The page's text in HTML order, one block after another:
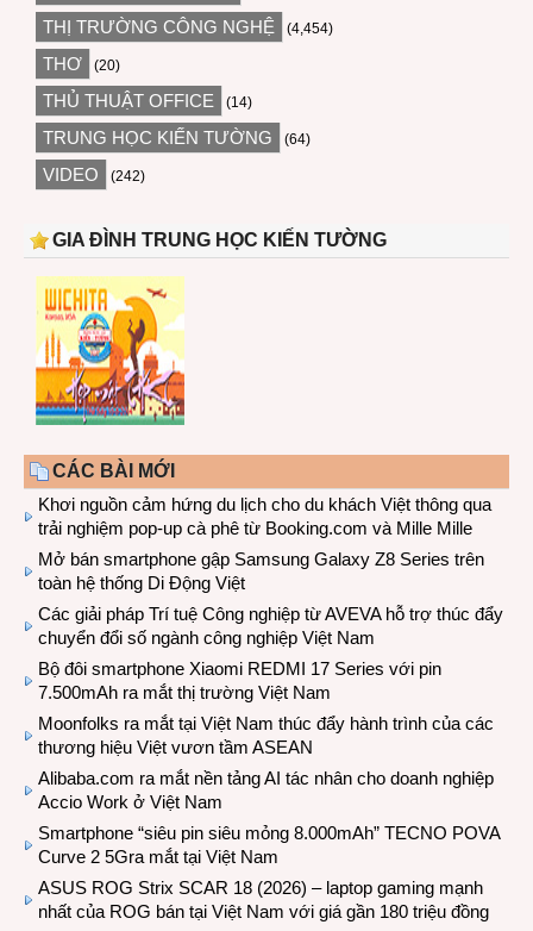
THỊ TRƯỜNG CÔNG NGHỆ (4,454)
THƠ (20)
THỦ THUẬT OFFICE (14)
TRUNG HỌC KIẾN TƯỜNG (64)
VIDEO (242)
GIA ĐÌNH TRUNG HỌC KIẾN TƯỜNG
CÁC BÀI MỚI
Khơi nguồn cảm hứng du lịch cho du khách Việt thông qua
trải nghiệm pop-up cà phê từ Booking.com và Mille Mille
Mở bán smartphone gập Samsung Galaxy Z8 Series trên
toàn hệ thống Di Động Việt
Các giải pháp Trí tuệ Công nghiệp từ AVEVA hỗ trợ thúc đẩy
chuyển đổi số ngành công nghiệp Việt Nam
Bộ đôi smartphone Xiaomi REDMI 17 Series với pin
7.500mAh ra mắt thị trường Việt Nam
Moonfolks ra mắt tại Việt Nam thúc đẩy hành trình của các
thương hiệu Việt vươn tầm ASEAN
Alibaba.com ra mắt nền tảng AI tác nhân cho doanh nghiệp
Accio Work ở Việt Nam
Smartphone “siêu pin siêu mỏng 8.000mAh” TECNO POVA
Curve 2 5Gra mắt tại Việt Nam
ASUS ROG Strix SCAR 18 (2026) – laptop gaming mạnh
nhất của ROG bán tại Việt Nam với giá gần 180 triệu đồng